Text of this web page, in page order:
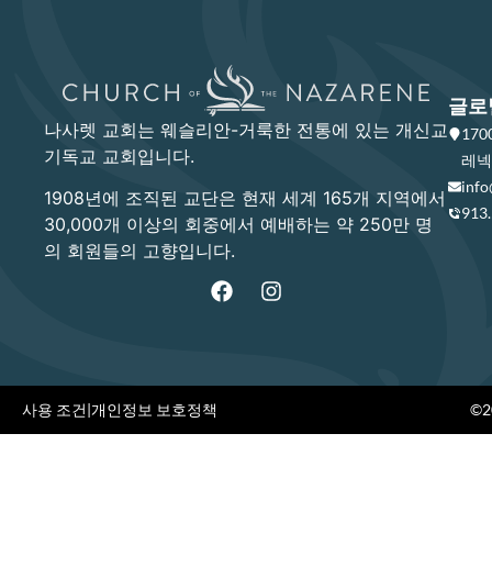
나사렛 교회는 웨슬리안-거룩한 전통에 있는 개신교
기독교 교회입니다.
1908년에 조직된 교단은 현재 세계 165개 지역에서
30,000개 이상의 회중에서 예배하는 약 250만 명
의 회원들의 고향입니다.
글로
레
사용 조건|개인정보 보호정책